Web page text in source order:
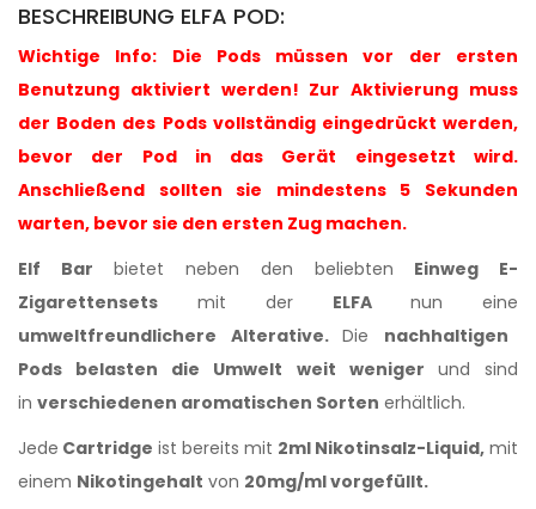
BESCHREIBUNG ELFA POD:
Wichtige Info: Die Pods müssen vor der ersten
Benutzung aktiviert werden! Zur Aktivierung muss
der Boden des Pods vollständig eingedrückt werden,
bevor der Pod in das Gerät eingesetzt wird.
Anschließend sollten sie mindestens 5 Sekunden
warten, bevor sie den ersten Zug machen.
Elf Bar bietet neben den beliebten Einweg E-
Zigarettensets mit der ELFA nun eine
umweltfreundlichere Alterative. Die nachhaltigen
Pods belasten die Umwelt weit weniger und sind
in verschiedenen aromatischen Sorten erhältlich.
Jede Cartridge ist bereits mit 2ml Nikotinsalz-Liquid, mit
einem Nikotingehalt von 20mg/mlvorgefüllt.